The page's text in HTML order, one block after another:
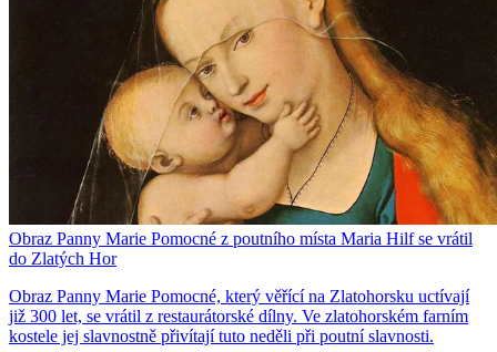
Obraz Panny Marie Pomocné z poutního místa Maria Hilf se vrátil
do Zlatých Hor
Obraz Panny Marie Pomocné, který věřící na Zlatohorsku uctívají
již 300 let, se vrátil z restaurátorské dílny. Ve zlatohorském farním
kostele jej slavnostně přivítají tuto neděli při poutní slavnosti.